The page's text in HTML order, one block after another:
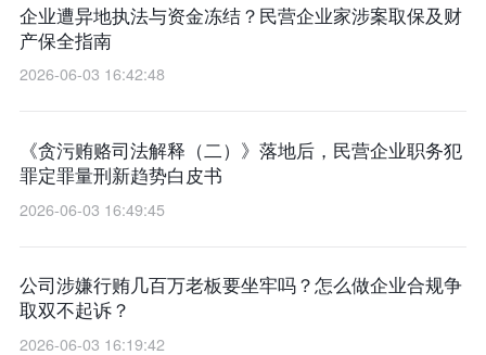
企业遭异地执法与资金冻结？民营企业家涉案取保及财
产保全指南
2026-06-03 16:42:48
《贪污贿赂司法解释（二）》落地后，民营企业职务犯
罪定罪量刑新趋势白皮书
2026-06-03 16:49:45
公司涉嫌行贿几百万老板要坐牢吗？怎么做企业合规争
取双不起诉？
2026-06-03 16:19:42